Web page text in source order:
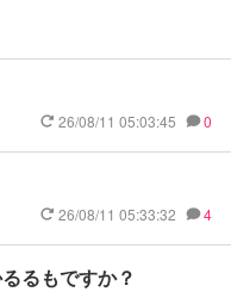
26/08/11 05:03:45 0
26/08/11 05:33:32 4
るもですか？